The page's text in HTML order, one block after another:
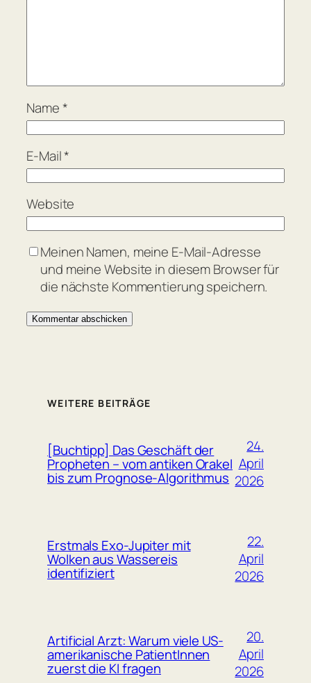
Name*
E-Mail*
Website
Meinen Namen, meine E-Mail-Adresse
und meine Website in diesem Browser für
die nächste Kommentierung speichern.
WEITERE BEITRÄGE
[Buchtipp] Das Geschäft der
Propheten – vom antiken Orakel
bis zum Prognose-Algorithmus
24.
April
2026
Erstmals Exo-Jupiter mit
Wolken aus Wassereis
identifiziert
22.
April
2026
Artificial Arzt: Warum viele US-
amerikanische PatientInnen
zuerst die KI fragen
20.
April
2026